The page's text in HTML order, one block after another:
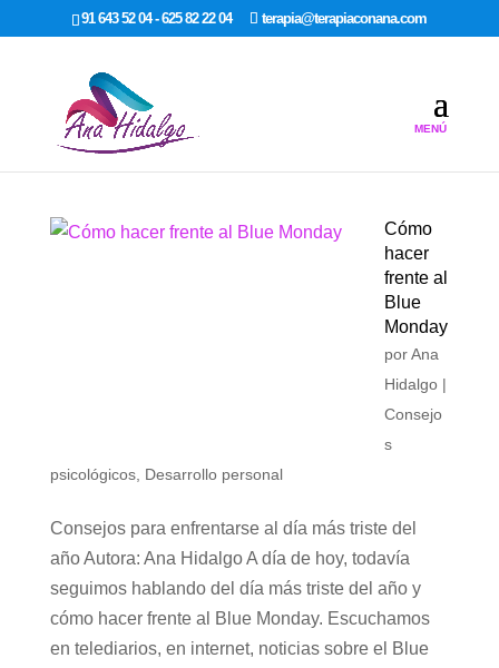
google-site-verification: google7dcda757e565a307.html
91 643 52 04 - 625 82 22 04 terapia@terapiaconana.com
Cómo
hacer
frente al
Blue
Monday
porAna
Hidalgo|
Consejo
s
psicológicos, Desarrollo personal
Consejos para enfrentarse al día más triste del
año Autora: Ana Hidalgo A día de hoy, todavía
seguimos hablando del día más triste del año y
cómo hacer frente al Blue Monday. Escuchamos
en telediarios, en internet, noticias sobre el Blue